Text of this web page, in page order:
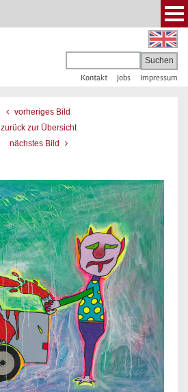
Kontakt Jobs Impressum
vorheriges Bild
zurück zur Übersicht
nächstes Bild